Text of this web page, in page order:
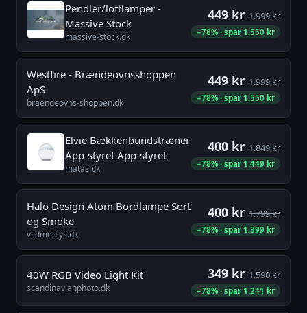
Pendler/loftlamper -
Massive Stock
massive-stock.dk
449 kr 1.999 kr
−78% · spar 1.550 kr
Westfire - Brændeovnsshoppen
ApS
braendeovns-shoppen.dk
449 kr 1.999 kr
−78% · spar 1.550 kr
Elvie Bækkenbundstræner
App-styret App-styret
matas.dk
400 kr 1.849 kr
−78% · spar 1.449 kr
Halo Design Atom Bordlampe Sort
og Smoke
vildmedlys.dk
400 kr 1.799 kr
−78% · spar 1.399 kr
40W RGB Video Light Kit
scandinavianphoto.dk
349 kr 1.590 kr
−78% · spar 1.241 kr